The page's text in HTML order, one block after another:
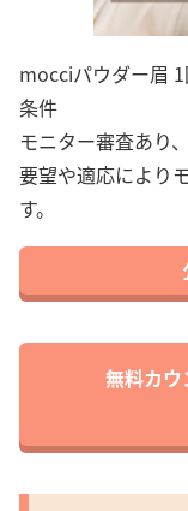
mocciパウダー眉
条件
モニター審査あり
要望や適応により
す。
無料カウ